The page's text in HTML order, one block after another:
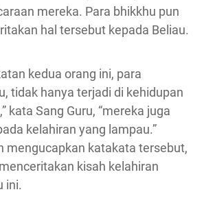
mereka. Para bhikkhu pun
hal tersebut kepada Beliau.
kedua orang ini, para
tidak hanya terjadi di kehidupan
kata Sang Guru, “mereka juga
kelahiran yang lampau.”
mengucapkan katakata tersebut,
kisah kelahiran
ini.